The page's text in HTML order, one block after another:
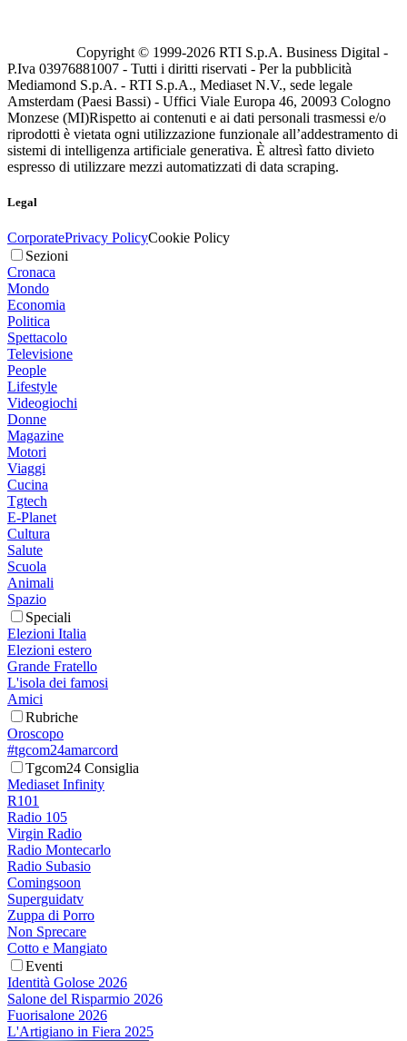
Copyright © 1999-2026 RTI S.p.A. Business Digital -
P.Iva 03976881007 - Tutti i diritti riservati - Per la pubblicità
Mediamond S.p.A. - RTI S.p.A., Mediaset N.V., sede legale
Amsterdam (Paesi Bassi) - Uffici Viale Europa 46, 20093 Cologno
Monzese (MI)Rispetto ai contenuti e ai dati personali trasmessi e/o
riprodotti è vietata ogni utilizzazione funzionale all’addestramento di
sistemi di intelligenza artificiale generativa. È altresì fatto divieto
espresso di utilizzare mezzi automatizzati di data scraping.
Legal
CorporatePrivacy PolicyCookie Policy
Sezioni
Cronaca
Mondo
Economia
Politica
Spettacolo
Televisione
People
Lifestyle
Videogiochi
Donne
Magazine
Motori
Viaggi
Cucina
Tgtech
E-Planet
Cultura
Salute
Scuola
Animali
Spazio
Speciali
Elezioni Italia
Elezioni estero
Grande Fratello
L'isola dei famosi
Amici
Rubriche
Oroscopo
#tgcom24amarcord
Tgcom24 Consiglia
Mediaset Infinity
R101
Radio 105
Virgin Radio
Radio Montecarlo
Radio Subasio
Comingsoon
Superguidatv
Zuppa di Porro
Non Sprecare
Cotto e Mangiato
Eventi
Identità Golose 2026
Salone del Risparmio 2026
Fuorisalone 2026
L'Artigiano in Fiera 2025